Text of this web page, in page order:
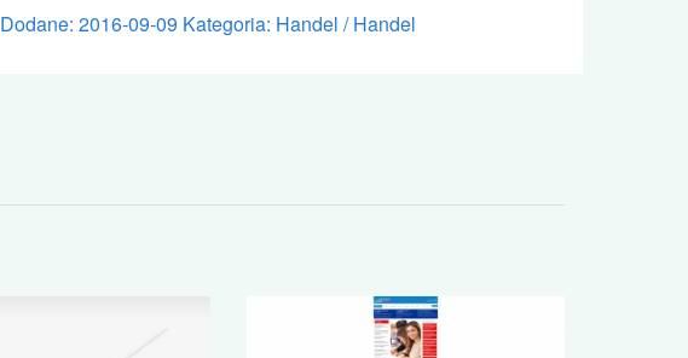
Dodane: 2016-09-09 Kategoria: Handel / Handel